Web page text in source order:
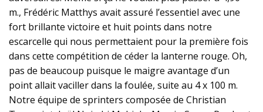
m., Frédéric Matthys avait assuré l’essentiel avec une
fort brillante victoire et huit points dans notre
escarcelle qui nous permettaient pour la première fois
dans cette compétition de céder la lanterne rouge. Oh,
pas de beaucoup puisque le maigre avantage d’un
point allait vaciller dans la foulée, suite au 4 x 100 m.
Notre équipe de sprinters composée de Christian